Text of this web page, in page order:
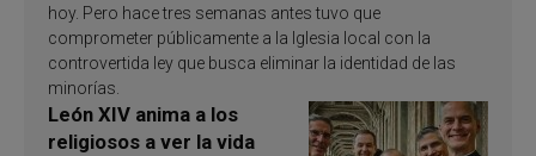
hoy. Pero hace tres semanas antes tuvo que
comprometer públicamente a la Iglesia local con la
controvertida ley que busca eliminar la identidad de las
minorías.
León XIV anima a los
religiosos a ver la vida